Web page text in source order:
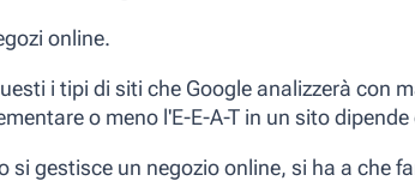
online.
i tipi di siti che Google analizzerà con
o meno l'E-E-A-T in un sito
si gestisce un negozio online, si ha a che